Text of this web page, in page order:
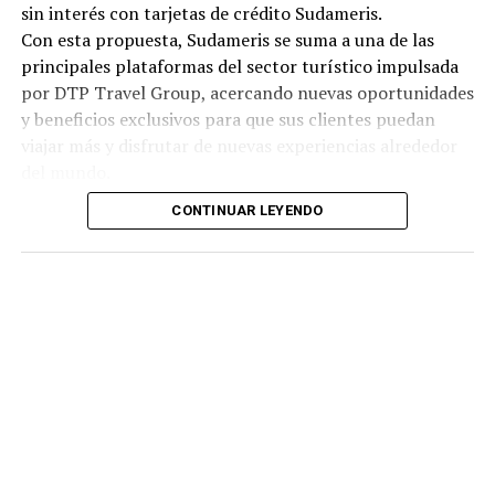
sin interés con tarjetas de crédito Sudameris.
Con esta propuesta, Sudameris se suma a una de las
principales plataformas del sector turístico impulsada
por DTP Travel Group, acercando nuevas oportunidades
y beneficios exclusivos para que sus clientes puedan
CONTINUAR LEYENDO